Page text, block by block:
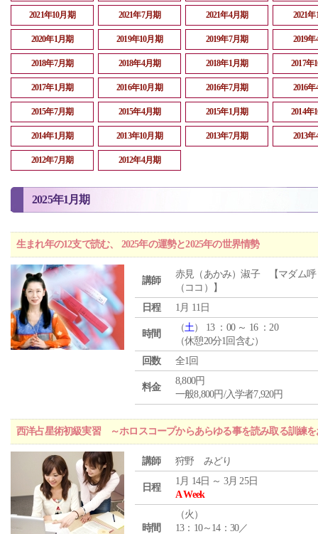
2021年10月期 2021年7月期 2021年4月期 2021
2020年1月期 2019年10月期 2019年7月期 2019
2018年7月期 2018年4月期 2018年1月期 2017年
2017年1月期 2016年10月期 2016年7月期 2016
2015年7月期 2015年4月期 2015年1月期 2014年
2014年1月期 2013年10月期 2013年7月期 2013
2012年7月期 2012年4月期
2025年1月期
生まれ年の12支で読む、 2025年の運勢と2025年の世界情勢
講師
赤見（あかみ）淑子 【マダム呼
（ココ）】
日程
1月 11日
時間
（土） 13 ：00 ～ 16 ：20
（休憩20分1回含む）
回数
全1回
料金
8,800円
一般8,800円/入学者7,920円
西洋占星術初級実習 ～ホロスコープからあらゆる事を読み取る訓練を
講師 狩野 みどり
日程
1月 14日 ～ 3月 25日
A Week
時間
（火 ）
13：10～14：30／